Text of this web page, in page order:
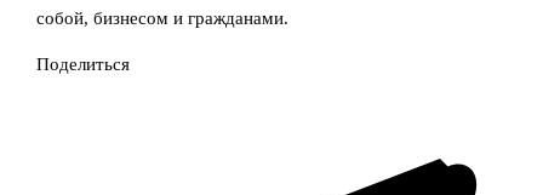
собой, бизнесом и гражданами.
Поделиться